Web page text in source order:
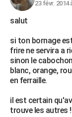
23 févr. 2014
salut
si ton bornage
frire ne servira a
sinon le
blanc, orange,
en ferraille.
il est certain
trouve les autres